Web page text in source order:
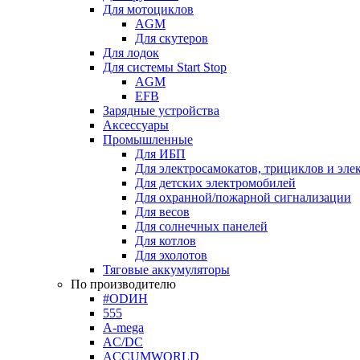
Для мотоциклов
AGM
Для скутеров
Для лодок
Для системы Start Stop
AGM
EFB
Зарядные устройства
Аксессуары
Промышленные
Для ИБП
Для электросамокатов, трициклов и
Для детских электромобилей
Для охранной/пожарной сигнализации
Для весов
Для солнечных панелей
Для котлов
Для эхолотов
Тяговые аккумуляторы
По производителю
#ODИН
555
A-mega
AC/DC
ACCUMWORLD